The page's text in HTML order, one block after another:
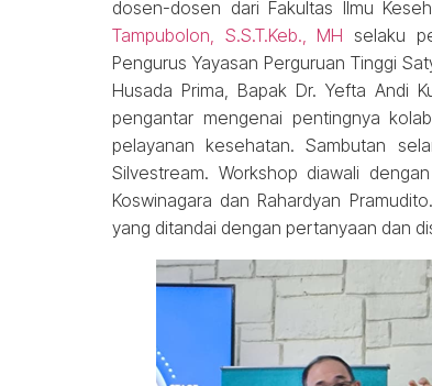
dosen-dosen dari Fakultas Ilmu
Tampubolon, S.S.T.Keb., MH selaku
Pengurus Yayasan Perguruan Tinggi
Husada Prima, Bapak Dr. Yefta Andi
pengantar mengenai pentingnya
pelayanan kesehatan. Sambutan
Silvestream. Workshop diawali
Koswinagara dan Rahardyan
yang ditandai dengan pertanyaan dan